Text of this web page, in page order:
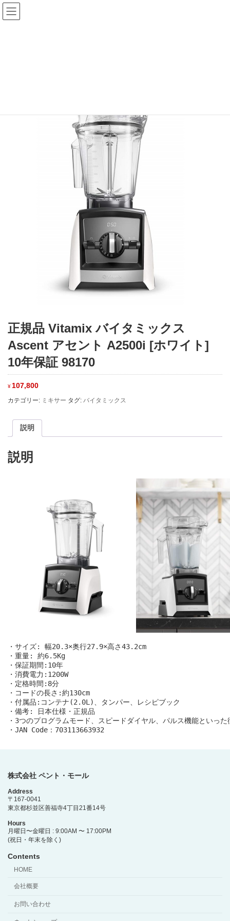
コ
ン
テ
ナ
ビ
ゲ
正規品 Vitamix バイタミックス
Ascent アセント A2500i [ホワイト]
10年保証 98170
¥ 107,800
カテゴリー: ミキサー タグ: バイタミックス
説明
説明
・サイズ: 幅20.3×奥行27.9×高さ43.2cm
・重量: 約6.5Kg
・保証期間:10年
・消費電力:1200W
・定格時間:8分
・コードの長さ:約130cm
・付属品:コンテナ(2.0L)、タンパー、レシピブック
・備考: 日本仕様・正規品
・3つのプログラムモード、スピードダイヤル、パルス機能といっ
・JAN Code：703113663932
株式会社 ペント・モール
Address
〒167-0041
東京都杉並区善福寺4丁目21番14号
Hours
月曜日〜金曜日 : 9:00AM 〜 17:00PM
(祝日・年末を除く)
Contents
HOME
会社概要
お問い合わせ